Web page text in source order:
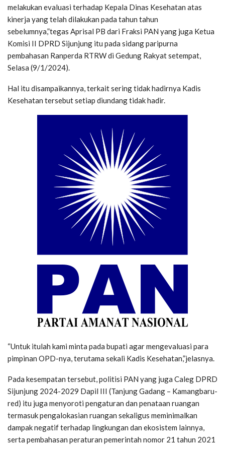
melakukan evaluasi terhadap Kepala Dinas Kesehatan atas
kinerja yang telah dilakukan pada tahun tahun
sebelumnya,”tegas Aprisal PB dari Fraksi PAN yang juga Ketua
Komisi II DPRD Sijunjung itu pada sidang paripurna
pembahasan Ranperda RTRW di Gedung Rakyat setempat,
Selasa (9/1/2024).
Hal itu disampaikannya, terkait sering tidak hadirnya Kadis
Kesehatan tersebut setiap diundang tidak hadir.
“Untuk itulah kami minta pada bupati agar mengevaluasi para
pimpinan OPD-nya, terutama sekali Kadis Kesehatan,”jelasnya.
Pada kesempatan tersebut, politisi PAN yang juga Caleg DPRD
Sijunjung 2024-2029 Dapil III (Tanjung Gadang – Kamangbaru-
red) itu juga menyoroti pengaturan dan penataan ruangan
termasuk pengalokasian ruangan sekaligus meminimalkan
dampak negatif terhadap lingkungan dan ekosistem lainnya,
serta pembahasan peraturan pemerintah nomor 21 tahun 2021